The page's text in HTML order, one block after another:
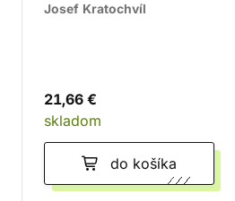
Josef Kratochvíl
21,66 €
skladom
do košíka